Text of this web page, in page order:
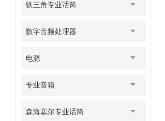
铁三角专业话筒
数字音频处理器
电源
专业音箱
森海塞尔专业话筒